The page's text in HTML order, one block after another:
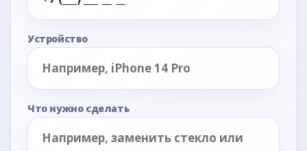
Устройство
Что нужно сделать